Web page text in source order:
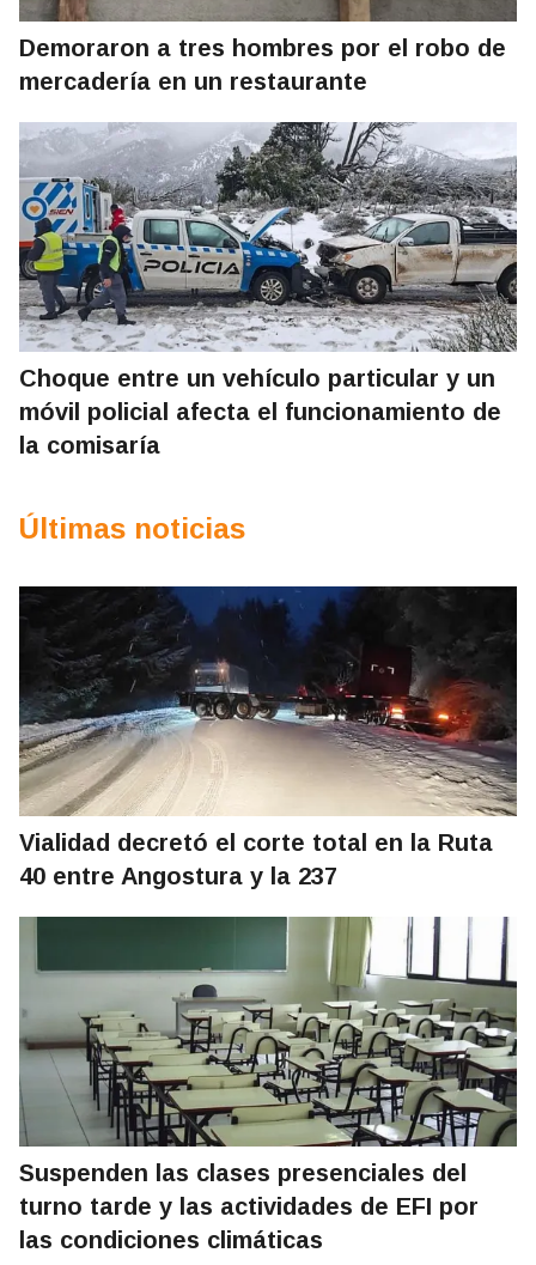
Demoraron a tres hombres por el robo de
mercadería en un restaurante
Choque entre un vehículo particular y un
móvil policial afecta el funcionamiento de
la comisaría
Últimas noticias
Vialidad decretó el corte total en la Ruta
40 entre Angostura y la 237
Suspenden las clases presenciales del
turno tarde y las actividades de EFI por
las condiciones climáticas